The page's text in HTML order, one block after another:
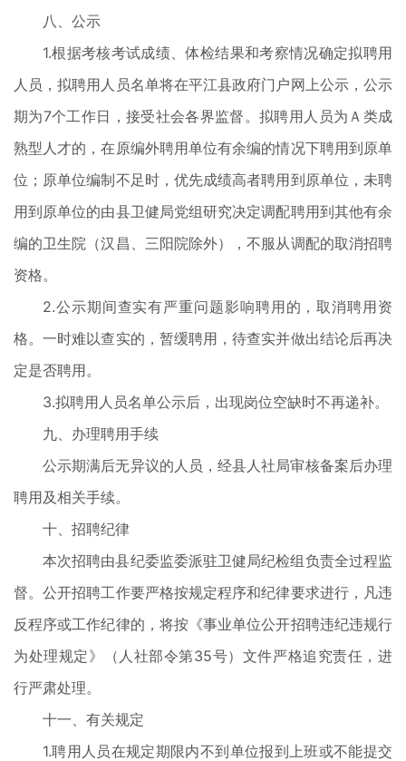
八、公示
1.根据考核考试成绩、体检结果和考察情况确定拟聘用
人员，拟聘用人员名单将在平江县政府门户网上公示，公示
期为7个工作日，接受社会各界监督。拟聘用人员为Ａ类成
熟型人才的，在原编外聘用单位有余编的情况下聘用到原单
位；原单位编制不足时，优先成绩高者聘用到原单位，未聘
用到原单位的由县卫健局党组研究决定调配聘用到其他有余
编的卫生院（汉昌、三阳院除外），不服从调配的取消招聘
资格。
2.公示期间查实有严重问题影响聘用的，取消聘用资
格。一时难以查实的，暂缓聘用，待查实并做出结论后再决
定是否聘用。
3.拟聘用人员名单公示后，出现岗位空缺时不再递补。
九、办理聘用手续
公示期满后无异议的人员，经县人社局审核备案后办理
聘用及相关手续。
十、招聘纪律
本次招聘由县纪委监委派驻卫健局纪检组负责全过程监
督。公开招聘工作要严格按规定程序和纪律要求进行，凡违
反程序或工作纪律的，将按《事业单位公开招聘违纪违规行
为处理规定》（人社部令第35号）文件严格追究责任，进
行严肃处理。
十一、有关规定
1.聘用人员在规定期限内不到单位报到上班或不能提交